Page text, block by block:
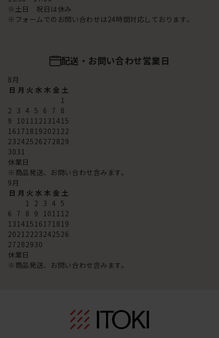
※土日 祝日は休み
※フォームでのお問い合わせは24時間対応しております。
配送・お問い合わせ営業日
8月
日 月 火 水 木 金 土
1
2 3 4 5 6 7 8
9 101112131415
16171819202122
23242526272829
3031
休業日
※商品発送、お問い合わせ含みます。
9月
日 月 火 水 木 金 土
1 2 3 4 5
6 7 8 9 101112
13141516171819
20212223242526
27282930
休業日
※商品発送、お問い合わせ含みます。